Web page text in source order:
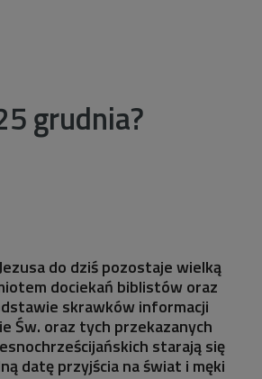
grudnia?
do dziś pozostaje wielką
dociekań biblistów oraz
skrawków informacji
Św. oraz tych przekazanych
starają się
datę przyjścia na świat i męki